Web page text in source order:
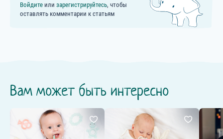
Войдите или зарегистрируйтесь, чтобы
оставлять комментарии к статьям
Вам может быть интересно